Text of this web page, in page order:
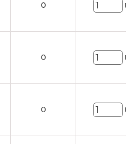
0
0
0